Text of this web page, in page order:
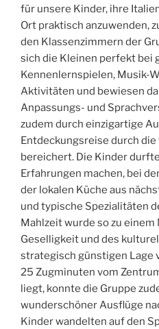
für unsere Kinder, ihre
Ort praktisch anzuwenden,
den Klassenzimmern der
sich die Kleinen perfekt bei
Kennenlernspielen, Musik-
Aktivitäten und bewiesen
Anpassungs- und
zudem durch einzigartige
Entdeckungsreise durch
bereichert. Die Kinder
Erfahrungen machen, bei
der lokalen Küche aus
und typische Spezialitäten
Mahlzeit wurde so zu
Geselligkeit und des
strategisch günstigen Lage
25 Zugminuten vom
liegt, konnte die Gruppe
wunderschöner Ausflüge
Kinder wandelten auf den